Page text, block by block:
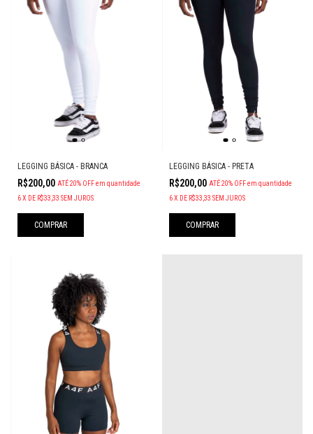
LEGGING BÁSICA - BRANCA
R$200,00 ATÉ 20% OFFem quantidade
6X DE R$33,33 SEM JUROS
COMPRAR
LEGGING BÁSICA - PRETA
R$200,00 ATÉ 20% OFF em quantidade
6 X DE R$33,33 SEM JUROS
COMPRAR